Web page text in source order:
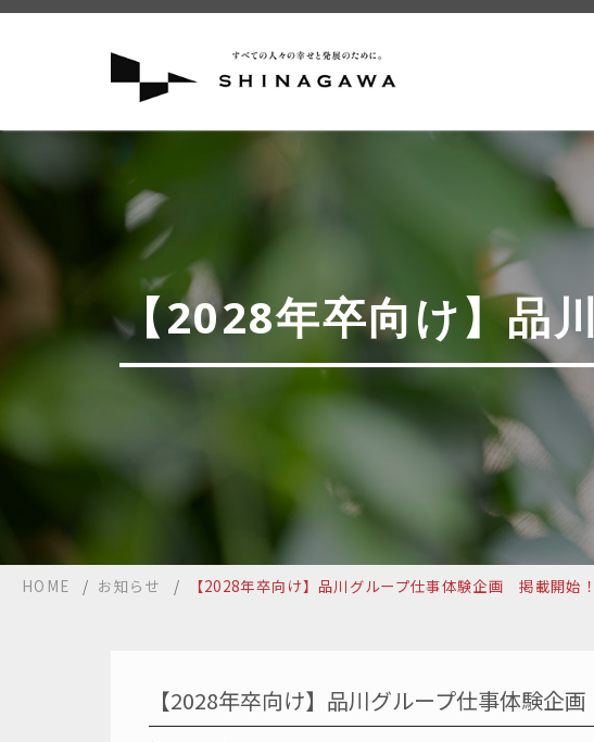
【2028年卒向け】品
HOME / お知らせ / 【2028年卒向け】品川グループ仕事体験企画 掲載開始！
【2028年卒向け】品川グループ仕事体験企